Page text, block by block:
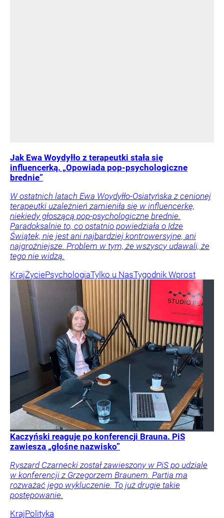
Jak Ewa Woydyłło z terapeutki stała się
influencerką. „Opowiada pop-psychologiczne
brednie”
W ostatnich latach Ewa Woydyłło-Osiatyńska z cenionej
terapeutki uzależnień zamieniła się w influencerkę,
niekiedy głoszącą pop-psychologiczne brednie.
Paradoksalnie to, co ostatnio powiedziała o Idze
Świątek, nie jest ani najbardziej kontrowersyjne, ani
najgroźniejsze. Problem w tym, że wszyscy udawali, że
tego nie widzą.
KrajŻyciePsychologiaTylko u NasTygodnik Wprost
Kaczyński reaguje po konferencji Brauna. PiS
zawiesza „głośne nazwisko”
Ryszard Czarnecki został zawieszony w PiS po udziale
w konferencji z Grzegorzem Braunem. Partia ma
rozważać jego wykluczenie. To już drugie takie
postępowanie.
KrajPolityka